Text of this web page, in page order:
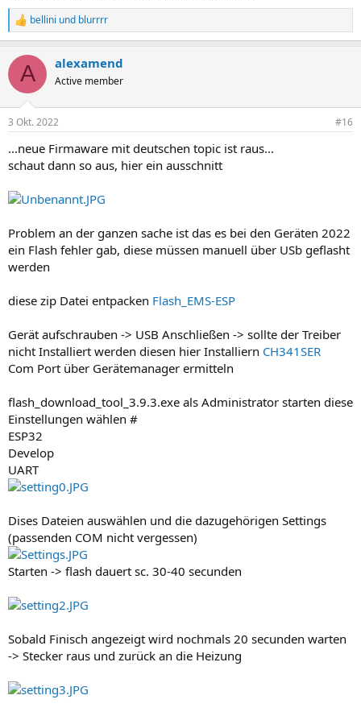
R
e
k
i
e
:
bellini und blurrrr
A alexamend
Active member
3 Okt. 2022 #16
...neue Firmaware mit deutschen topic ist raus...
schaut dann so aus, hier ein ausschnitt
Problem an der ganzen sache ist das es bei den Geräten 2022
ein Flash fehler gab, diese müssen manuell über USb geflasht
werden
diese zip Datei entpacken Flash_EMS-ESP
Gerät aufschrauben -> USB Anschließen -> sollte der Treiber
nicht Installiert werden diesen hier Installiern CH341SER
Com Port über Gerätemanager ermitteln
flash_download_tool_3.9.3.exe als Administrator starten diese
Einstellungen wählen #
ESP32
Develop
UART
Dises Dateien auswählen und die dazugehörigen Settings
(passenden COM nicht vergessen)
Starten -> flash dauert sc. 30-40 secunden
Sobald Finisch angezeigt wird nochmals 20 secunden warten
-> Stecker raus und zurück an die Heizung